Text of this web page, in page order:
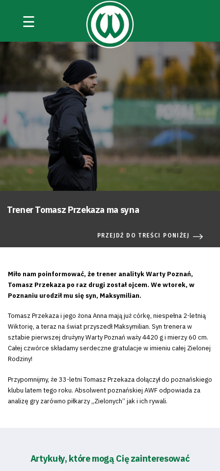
☰
Trener Tomasz Przekaza ma syna
PRZEJDŹ DO TREŚCI PONIŻEJ
Miło nam poinformować, że trener analityk Warty Poznań,
Tomasz Przekaza po raz drugi został ojcem. We wtorek, w
Poznaniu urodził mu się syn, Maksymilian.
Tomasz Przekaza i jego żona Anna mają już córkę, niespełna 2-letnią
Wiktorię, a teraz na świat przyszedł Maksymilian. Syn trenera w
sztabie pierwszej drużyny Warty Poznań waży 4420 g i mierzy 60 cm.
Całej czwórce składamy serdeczne gratulacje w imieniu całej Zielonej
Rodziny!
Przypomnijmy, że 33-letni Tomasz Przekaza dołączył do poznańskiego
klubu latem tego roku. Absolwent poznańskiej AWF odpowiada za
analizę gry zarówno piłkarzy „Zielonych” jak i ich rywali.
Artykuły, które mogą Cię zainteresować